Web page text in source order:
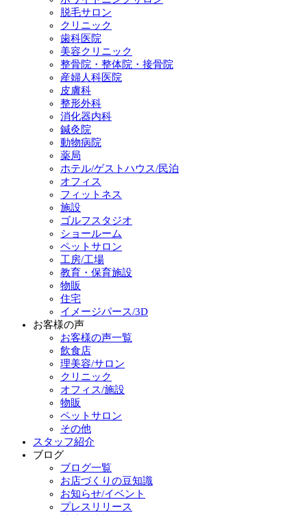
脱毛サロン
クリニック
歯科医院
美容クリニック
整骨院・整体院・接骨院
産婦人科医院
皮膚科
整形外科
消化器内科
鍼灸院
動物病院
薬局
ホテル/ゲストハウス/民泊
オフィス
フィットネス
施設
ゴルフスタジオ
ショールーム
ペットサロン
工房/工場
教育・保育施設
物販
住宅
イメージパース/3D
お客様の声
お客様の声一覧
飲食店
理美容/サロン
クリニック
オフィス/施設
物販
ペットサロン
その他
スタッフ紹介
ブログ
ブログ一覧
お店づくりの豆知識
お知らせ/イベント
プレスリリース